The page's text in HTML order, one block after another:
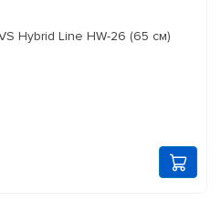
Hybrid Line HW-26 (65 см)